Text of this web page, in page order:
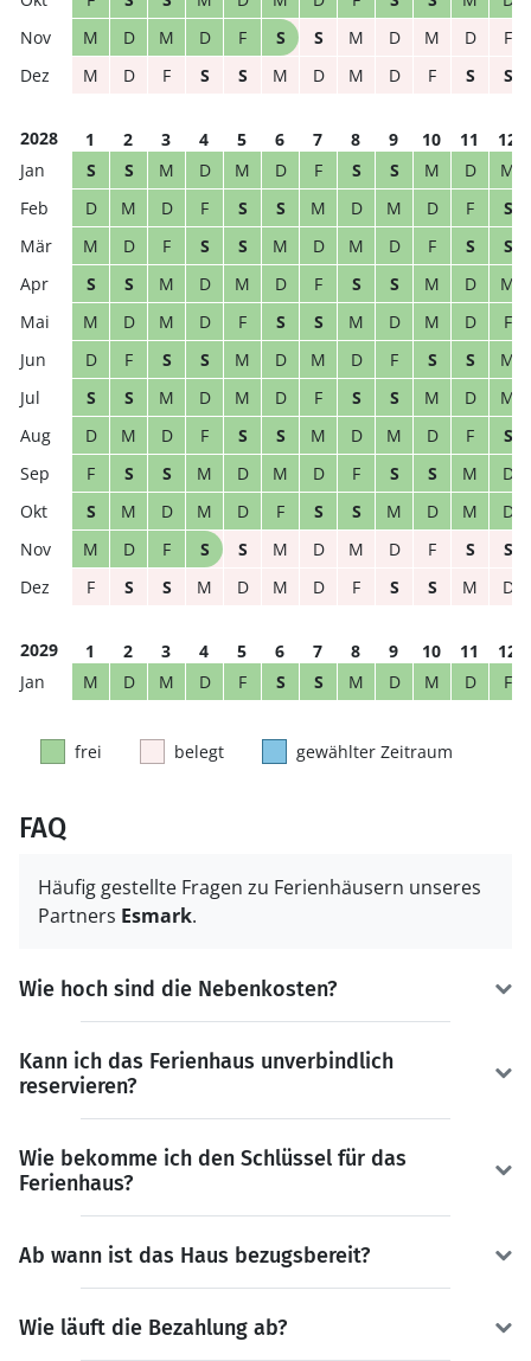
M
D M D F S S M D M D
F
M
D F S S M D M D F S S
2028 1 2 3 4 5 6 7 8 9 10 11
12
S
S M D M D F S S M D
M
D
M D F S S M D M D F
S
M
D F S S M D M D F S
S
S
S M D M D F S S M D
M
M
D M D F S S M D M D
F
D
F S S M D M D F S S
M
S
S M D M D F S S M D
M
D
M D F S S M D M D F
S
F
S S M D M D F S S M
D
S
M D M D F S S M D M
D
M
D F S S M D M D F S
S
F
S S M D M D F S S M D
2029 1 2 3 4 5 6 7 8 9 10 11
12
M
D M D F S S M D M D F
frei belegt gewählter Zeitraum
FAQ
Häufig gestellte Fragen zu Ferienhäusern unseres
Partners Esmark.
Wie hoch sind die Nebenkosten?
Kann ich das Ferienhaus unverbindlich
reservieren?
Wie bekomme ich den Schlüssel für das
Ferienhaus?
Ab wann ist das Haus bezugsbereit?
Wie läuft die Bezahlung ab?